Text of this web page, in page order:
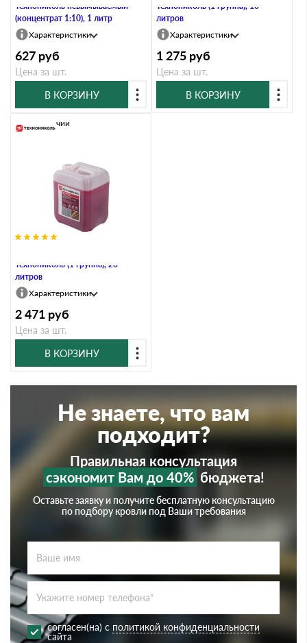
Технониколь невымываемый
(концентрат 1:10), 1 литр
Характеристики
627 руб
Цена за шт.
В КОРЗИНУ
Технониколь (1 группа), 10
литров
Характеристики
1 275 руб
Цена за шт.
В КОРЗИНУ
Технониколь (1 группа), 20
литров
В наличии
Характеристики
2 471 руб
Цена за шт.
В КОРЗИНУ
Не знаете, что вам
подходит?
Правильная консультация
сэкономит Вам до 40% бюджета!
Оставьте заявку и получите бесплатную консультацию
по подбору кровли под Ваши требования
согласен(на) с политикой конфиденциальности
сайта